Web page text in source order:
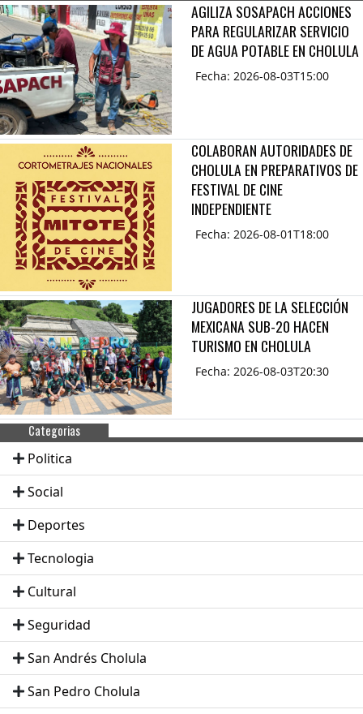
AGILIZA SOSAPACH ACCIONES
PARA REGULARIZAR SERVICIO
DE AGUA POTABLE EN CHOLULA
Fecha: 2026-08-03T15:00
COLABORAN AUTORIDADES DE
CHOLULA EN PREPARATIVOS DE
FESTIVAL DE CINE
INDEPENDIENTE
Fecha: 2026-08-01T18:00
JUGADORES DE LA SELECCIÓN
MEXICANA SUB-20 HACEN
TURISMO EN CHOLULA
Fecha: 2026-08-03T20:30
Categorias
Politica
Social
Deportes
Tecnologia
Cultural
Seguridad
San Andrés Cholula
San Pedro Cholula